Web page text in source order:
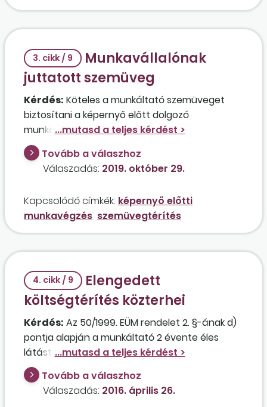
munkáltató részére ebben az esetben?
3. cikk / 9
Munkavállalónak
juttatott szemüveg
Kérdés: Köteles a munkáltató szemüveget
biztosítani a képernyő előtt dolgozó
munkavállalója részére? Ha igen, milyen
költségei vannak ennek a juttatásnak? Adható
a szemüvegjuttatás a cafeteria keretein belül?
Tovább a válaszhoz
Válaszadás: 2019. október 29.
Kapcsolódó címkék: képernyő előtti
munkavégzés szemüvegtérítés
4. cikk / 9
Elengedett
költségtérítés közterhei
Kérdés: Az 50/1999. EÜM rendelet 2. §-ának d)
pontja alapján a munkáltató 2 évente éles
látást biztosító szemüveget juttat a
munkavállalóknak. A szabályzat értelmében
amennyiben a szemüveg átvételétől számított
2 éven belül a munkaviszony a munkavállaló
Tovább a válaszhoz
Válaszadás: 2016. április 26.